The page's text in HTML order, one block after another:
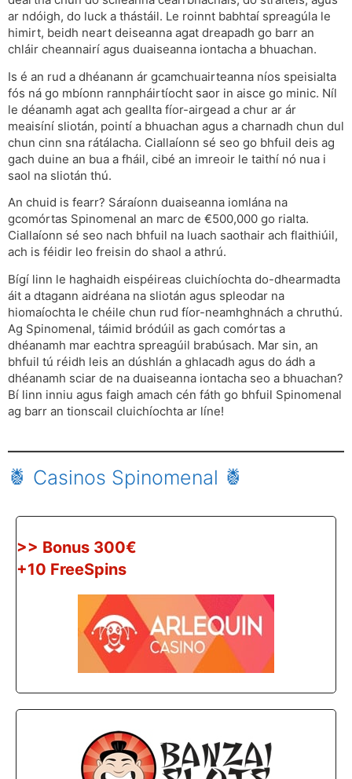
ar ndóigh, do luck a thástáil. Le roinnt babhtaí spreagúla le
himirt, beidh neart deiseanna agat dreapadh go barr an
chláir cheannairí agus duaiseanna iontacha a bhuachan.
Is é an rud a dhéanann ár gcamchuairteanna níos speisialta
fós ná go mbíonn rannpháirtíocht saor in aisce go minic. Níl
le déanamh agat ach geallta fíor-airgead a chur ar ár
meaisíní sliotán, pointí a bhuachan agus a charnadh chun dul
chun cinn sna rátálacha. Ciallaíonn sé seo go bhfuil deis ag
gach duine an bua a fháil, cibé an imreoir le taithí nó nua i
saol na sliotán thú.
An chuid is fearr? Sáraíonn duaiseanna iomlána na
gcomórtas Spinomenal an marc de €500,000 go rialta.
Ciallaíonn sé seo nach bhfuil na luach saothair ach flaithiúil,
ach is féidir leo freisin do shaol a athrú.
Bígí linn le haghaidh eispéireas cluichíochta do-dhearmadta
áit a dtagann aidréana na sliotán agus spleodar na
hiomaíochta le chéile chun rud fíor-neamhghnách a chruthú.
Ag Spinomenal, táimid bródúil as gach comórtas a
dhéanamh mar eachtra spreagúil brabúsach. Mar sin, an
bhfuil tú réidh leis an dúshlán a ghlacadh agus do ádh a
dhéanamh sciar de na duaiseanna iontacha seo a bhuachan?
Bí linn inniu agus faigh amach cén fáth go bhfuil Spinomenal
ag barr an tionscail cluichíochta ar líne!
🍍 Casinos Spinomenal 🍍
>> Bonus 300€
+10 FreeSpins